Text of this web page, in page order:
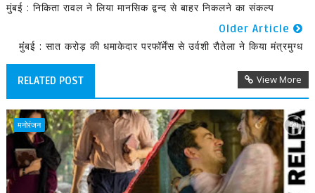
मुंबई : निकिता रावल ने लिया मानसिक द्वन्द से बाहर निकलने का संकल्प
Older Article
मुंबई : सात करोड़ की धमाकेदार परफॉर्मेंस से उर्वशी रौतेला ने किया मंत्रमुग्ध
RELATED POST View More
मनोरंजन